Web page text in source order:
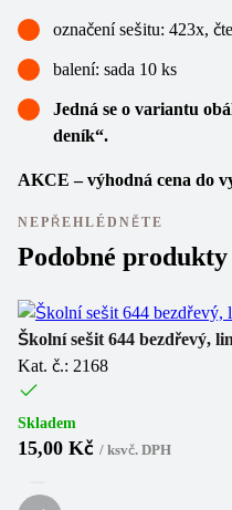
označení sešitu: 423x,
balení: sada 10 ks
Jedná se o variantu
deník“.
AKCE – výhodná cena do
NEPŘEHLÉDNĚTE
Podobné produkty
Školní sešit 644 bezdřevý,
Kat. č.: 2168
Skladem
15,00 Kč / ksvč. DPH